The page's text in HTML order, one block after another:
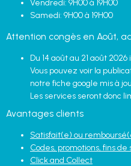
Vendredi: 9H00 à 19H00
Samedi: 9H00 à 19H00
Attention congès en Août,
Du 14 août au 21 août
Vous pouvez voir la
notre fiche google mis à
Les services seront donc
Avantages clients
Satisfait(e) ou
Codes, promotions, fins de
Click and Collect